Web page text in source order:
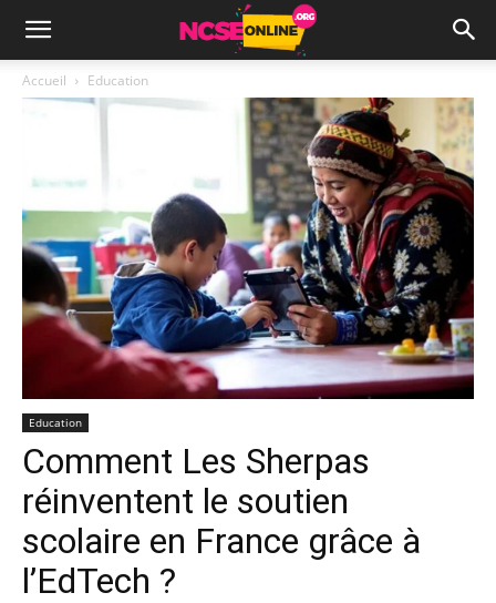
Accueil Education
Education
Comment Les Sherpas
réinventent le soutien
scolaire en France grâce à
l’EdTech ?